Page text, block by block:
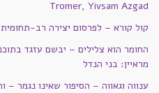
Tromer, Yivsam Azgad
קול קורא – לפרסום יצירה רב-
מראיין: בני הנדל
ענווה וגאווה – הסיפור שאינו נגמר